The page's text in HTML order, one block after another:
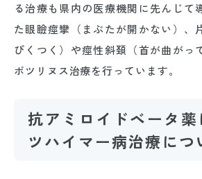
る治療も県内の医療機関に先んじて
た眼瞼痙攣（まぶたが開かない）、
ぴくつく）や痙性斜頚（首が曲がっ
ボツリヌス治療を行っています。
抗アミロイドベータ
ツハイマー病治療につ